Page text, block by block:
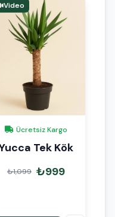
Video
Ücretsiz Kargo
Tek Kök
₺1,099 ₺999